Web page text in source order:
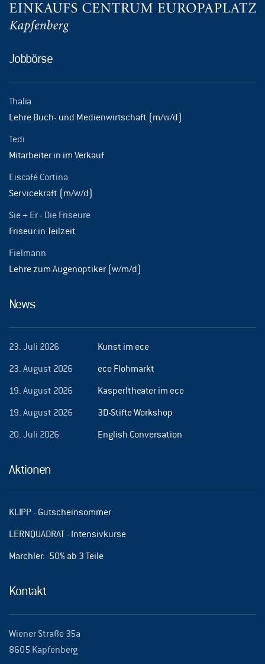
Jobbörse
Thalia
Lehre Buch- und Medienwirtschaft (m/w/d)
Tedi
Mitarbeiter:in im Verkauf
Eiscafé Cortina
Servicekraft (m/w/d)
Sie + Er - Die Friseure
Friseur:in Teilzeit
Fielmann
Lehre zum Augenoptiker (w/m/d)
News
23. Juli 2026 Kunst im ece
23. August 2026 ece Flohmarkt
19. August 2026 Kasperltheater im ece
19. August 2026 3D-Stifte Workshop
20. Juli 2026 English Conversation
Aktionen
KLIPP - Gutscheinsommer
LERNQUADRAT - Intensivkurse
Marchler: -50% ab 3 Teile
Kontakt
Wiener Straße 35a
8605 Kapfenberg